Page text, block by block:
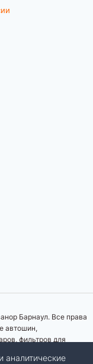
Барнаул. Все права
автошин,
фильтров для
о товарах, их
аналитические